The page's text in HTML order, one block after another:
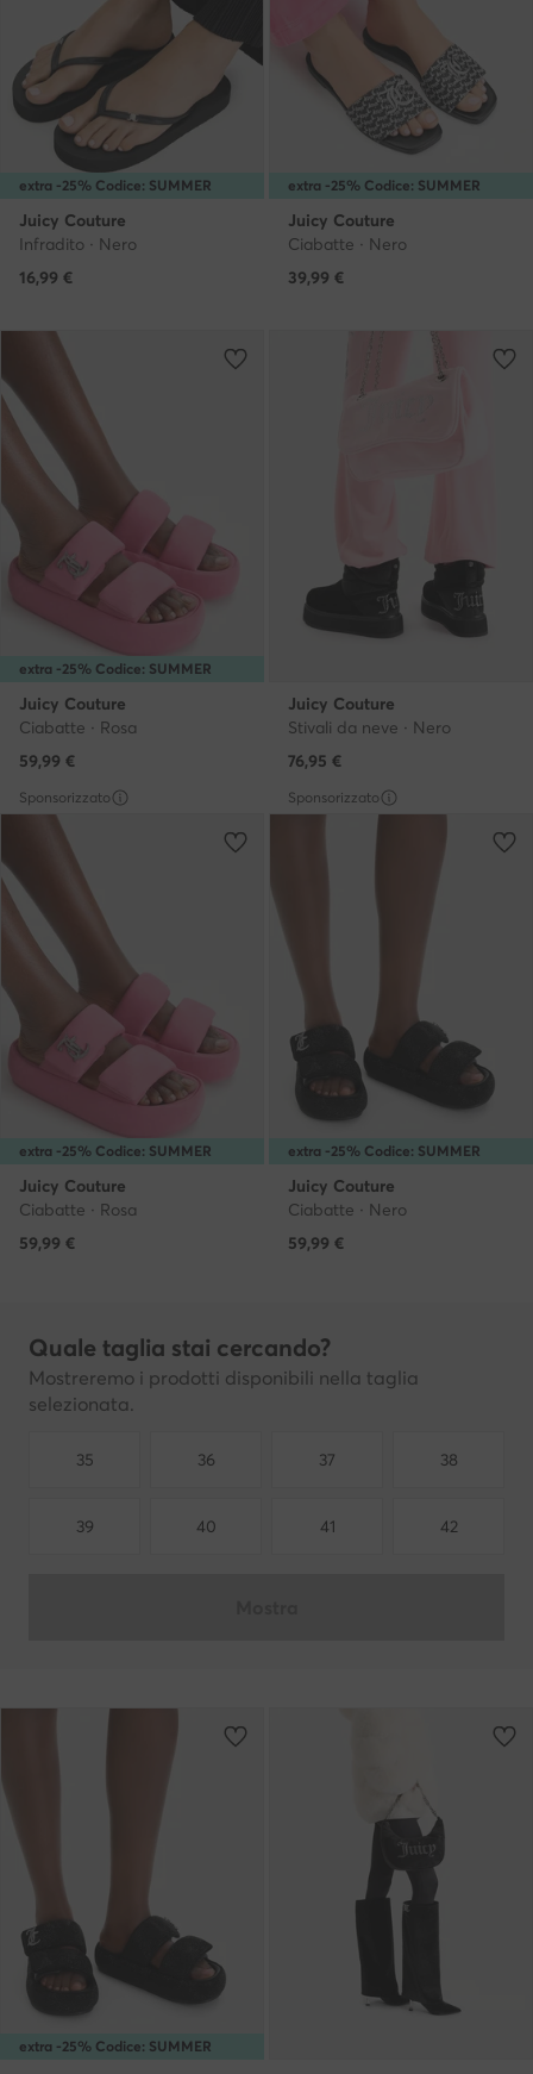
extra -25% Codice: SUMMER
Juicy Couture
Infradito · Nero
16,99 €
extra -25% Codice: SUMMER
Juicy Couture
Ciabatte · Nero
39,99 €
extra -25% Codice: SUMMER
Juicy Couture
Ciabatte · Rosa
59,99 €
Juicy Couture
Stivali da neve · Nero
76,95 €
Sponsorizzato
extra -25% Codice: SUMMER
Juicy Couture
Ciabatte · Rosa
59,99 €
Sponsorizzato
extra -25% Codice: SUMMER
Juicy Couture
Ciabatte · Nero
59,99 €
Quale taglia stai cercando?
Mostreremo i prodotti disponibili nella taglia
selezionata.
35 36 37 38
39 40 41 42
extra -25% Codice: SUMMER